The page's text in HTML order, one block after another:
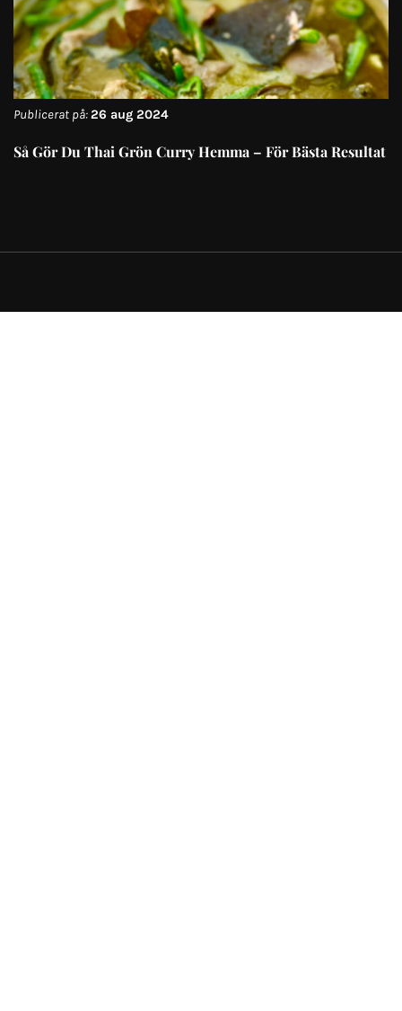
Publicerat på:26 aug 2024
Så Gör Du Thai Grön Curry Hemma – För Bästa Resultat